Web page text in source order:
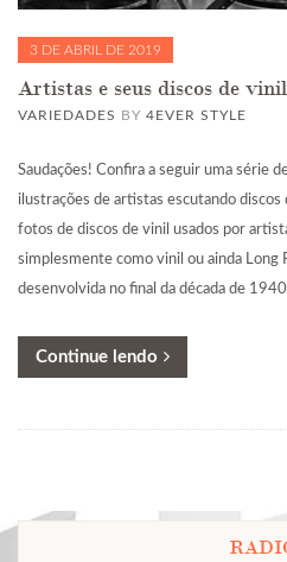
3 DE ABRIL DE 2019
Artistas e seus discos de vinil
VARIEDADES BY 4EVER STYLE
Saudações! Confira a seguir uma série
ilustrações de artistas escutando
fotos de discos de vinil usados por
simplesmente como vinil ou ainda Long
desenvolvida no final da década de
Continue lendo